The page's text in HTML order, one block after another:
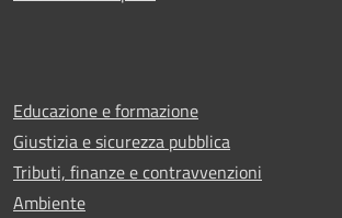
Educazione e formazione
Giustizia e sicurezza pubblica
Tributi, finanze e contravvenzioni
Ambiente